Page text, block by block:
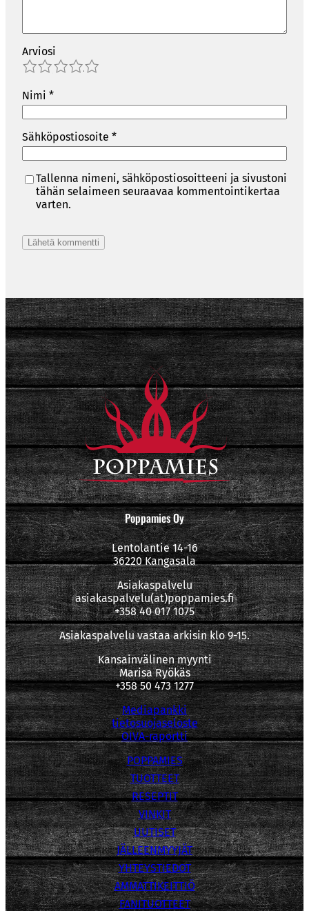
Arviosi
4
3
2
1
Nimi *
Sähköpostiosoite *
Tallenna nimeni, sähköpostiosoitteeni ja sivustoni
tähän selaimeen seuraavaa kommentointikertaa
varten.
Poppamies Oy
Lentolantie 14-16
36220 Kangasala
Asiakaspalvelu
asiakaspalvelu(at)poppamies.fi
+358 40 017 1075
Asiakaspalvelu vastaa arkisin klo 9-15.
Kansainvälinen myynti
Marisa Ryökäs
+358 50 473 1277
Mediapankki
tietosuojaseloste
OIVA-raportti
POPPAMIES
TUOTTEET
RESEPTIT
VINKIT
UUTISET
JÄLLEENMYYJÄT
YHTEYSTIEDOT
AMMATTIKEITTIÖ
FANITUOTTEET